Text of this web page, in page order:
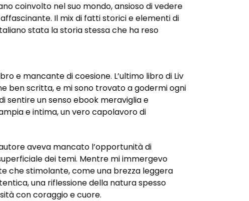
coinvolto nel suo mondo, ansioso di vedere
Il mix di fatti storici e elementi di
stata la storia stessa che ha reso
e mancante di coesione. L’ultimo libro di Liv
ben scritta, e mi sono trovato a godermi ogni
sentire un senso ebook meraviglia e
e intima, un vero capolavoro di
aveva mancato l’opportunità di
dei temi. Mentre mi immergevo
che stimolante, come una brezza leggera
una riflessione della natura spesso
con coraggio e cuore.